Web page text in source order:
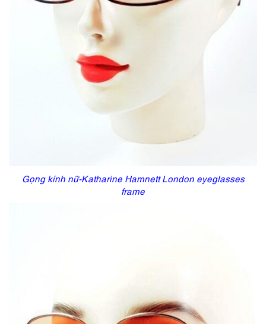
Gọng kính nữ-Katharine Hamnett London eyeglasses
frame